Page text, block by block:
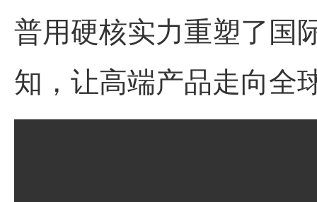
普用硬核实力重塑了国
知，让高端产品走向全